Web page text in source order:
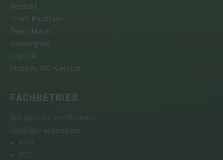
Kontakt
Team Pöchlarn
Team Mank
Entsorgung
Logistik
Mobiles WC-Service
FACHBETRIEB
Wir sind ein zertifizierter
Qualitätsfachbetrieb:
EFB
ISO